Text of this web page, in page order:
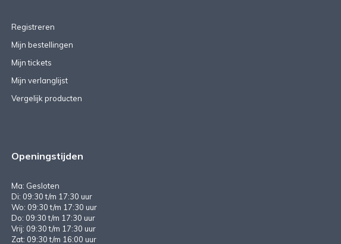
Registreren
Mijn bestellingen
Mijn tickets
Mijn verlanglijst
Vergelijk producten
Openingstijden
Ma: Gesloten
Di: 09:30 t/m 17:30 uur
Wo: 09:30 t/m 17:30 uur
Do: 09:30 t/m 17:30 uur
Vrij: 09:30 t/m 17:30 uur
Zat: 09:30 t/m 16:00 uur